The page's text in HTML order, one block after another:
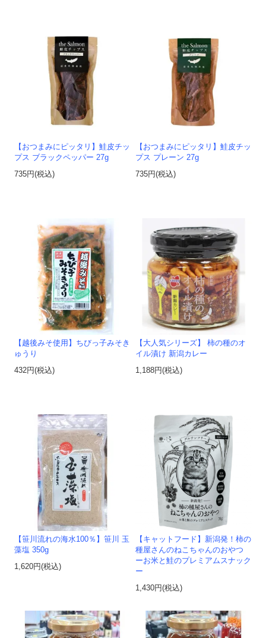
【おつまみにピッタリ】鮭皮チッ
プス ブラックペッパー 27g
735円(税込)
【おつまみにピッタリ】鮭皮チッ
プス プレーン 27g
735円(税込)
【越後みそ使用】ちびっ子みそき
ゅうり
432円(税込)
【大人気シリーズ】 柿の種のオ
イル漬け 新潟カレー
1,188円(税込)
【笹川流れの海水100％】笹川 玉
藻塩 350g
1,620円(税込)
【キャットフード】新潟発！柿の
種屋さんのねこちゃんのおやつ
ーお米と鮭のプレミアムスナック
ー
1,430円(税込)